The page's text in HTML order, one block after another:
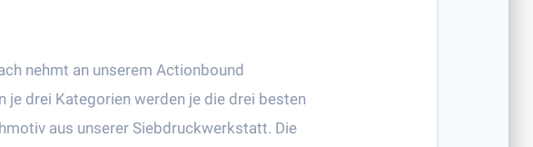
nehmt an unserem Actionbound
drei Kategorien werden je die drei besten
aus unserer Siebdruckwerkstatt. Die